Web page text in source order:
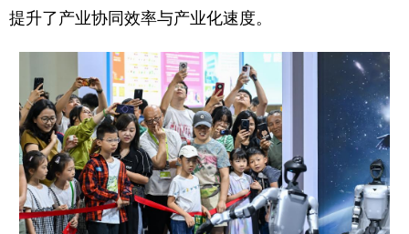
提升了产业协同效率与产业化速度。